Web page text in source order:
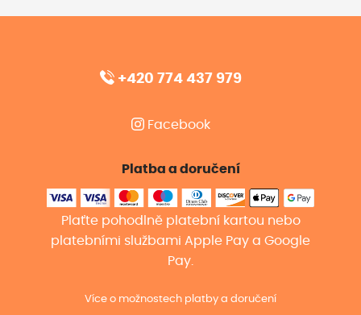
+420 774 437 979
Facebook
Platba a doručení
Plaťte pohodlně platební kartou nebo
platebními službami Apple Pay a Google
Pay.
Více o možnostech platby a doručení